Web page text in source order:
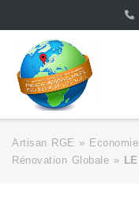
content
Artisan RGE »
Rénovation Globale »